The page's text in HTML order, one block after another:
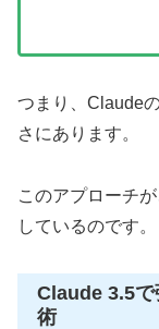
つまり、Claude
さにあります。
このアプローチ
しているのです。
Claude 3.5で
術